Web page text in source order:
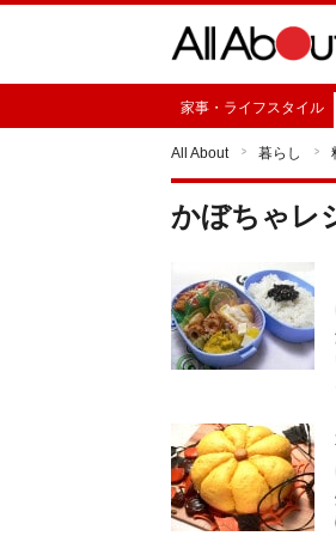
家事・ライフスタイル
All About 暮らし
かぼちゃ レ